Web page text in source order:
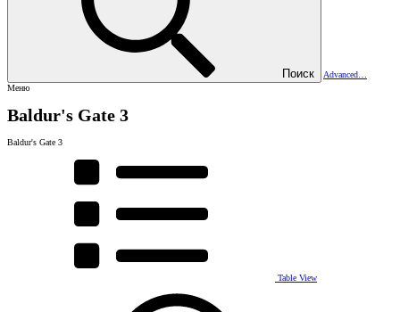
Поиск
Advanced…
Меню
Baldur's Gate 3
Baldur's Gate 3
Table View